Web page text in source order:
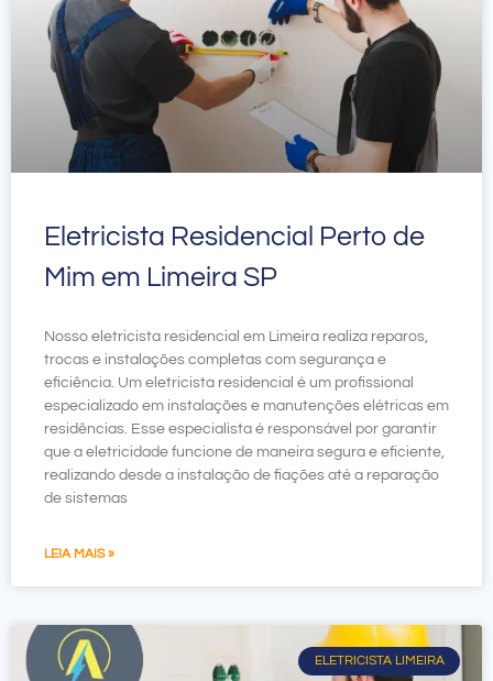
Eletricista Residencial Perto de
Mim em Limeira SP
Nosso eletricista residencial em Limeira realiza reparos,
trocas e instalações completas com segurança e
eficiência. Um eletricista residencial é um profissional
especializado em instalações e manutenções elétricas em
residências. Esse especialista é responsável por garantir
que a eletricidade funcione de maneira segura e eficiente,
realizando desde a instalação de fiações até a reparação
de sistemas
LEIA MAIS »
ELETRICISTA LIMEIRA